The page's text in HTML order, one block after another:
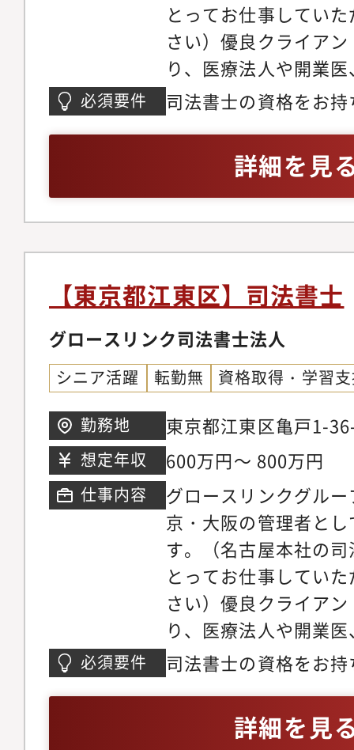
とってお仕事してい
さい）優良クライア
り、医療法人や開業
承継を経ている企業
社が多いです。その
様々な案件に携わる
令和5年10月よりグル
構えたことで、今後
て参ります。＜具体
療法人設立における
おける登記、医療法
続時における不動産
他合併や分割等にお
記業務（グループ会
等）・民事信託（家
らのクライアント引
ライアント新規開拓
必須要件
司法書士の資格をお
詳細を見
【東京都江東区】司法書士
グロースリンク司法書士法人
シニア活躍 転勤無 資格取得・学習
勤務地 東京都江東区亀戸1-
想定年収 600万円～ 800万円
仕事内容
グロースリンクグル
京・大阪の管理者と
す。（名古屋本社の
とってお仕事してい
さい）優良クライア
り、医療法人や開業
承継を経ている企業
社が多いです。その
様々な案件に携わる
必須要件
司法書士の資格をお
詳細を見